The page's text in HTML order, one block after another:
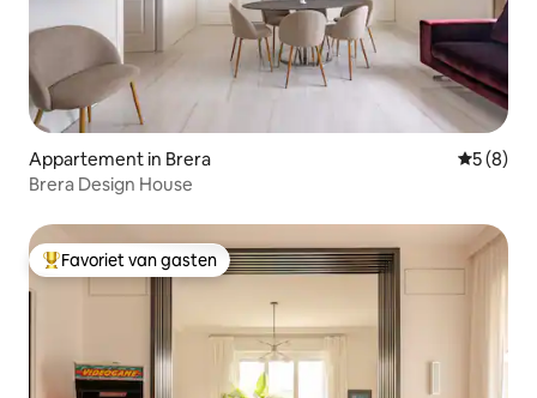
Appartement in Brera
5 (8)
Brera Design House
Topfavoriet van gasten
Favoriet van gasten